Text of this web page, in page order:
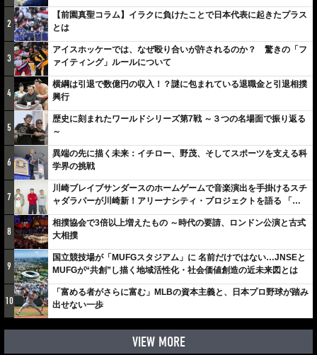
2
【前園真聖コラム】イラクに負けたことで日本代表に起きたプラス
とは
3
アイスホッケーでは、なぜ殴り合いが許されるのか？ 驚きの「フ
ァイティング」ルールについて
4
横綱は引退で数億円の収入！？謎に包まれている退職金と引退相撲
興行
5
歴史に刻まれたワールドシリーズ第7戦 ～３つの名場面で振り返る
～
6
異端の先に描く未来：イチロー、野茂、そしてスポーツを支える科
学界の挑戦
7
川崎ブレイブサンダースのホームゲームで音楽演出を手掛けるスチ
ャダラパーが川崎新！アリーナシティ・プロジェクトを語る 「楽
しみでしかないでしょ。川崎は、ずっと成長曲線だから」
8
相撲協会で3倍以上増えたもの ～時代の要請、ロンドン公演と古式
大相撲
9
国立競技場が「MUFGスタジアム」に 名前だけではない…JNSEと
MUFGが“共創”し描く地域活性化・社会価値創造の近未来図とは
10
「富める者がさらに富む」MLBの資本主義と、日本プロ野球が踏み
出せない一歩
VIEW MORE